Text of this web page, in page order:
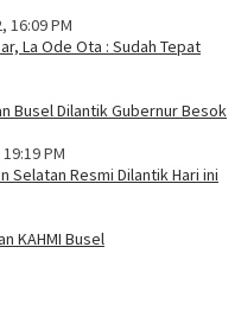
16:09 PM
La Ode Ota : Sudah Tepat
Busel Dilantik Gubernur Besok
PM
Selatan Resmi Dilantik Hari ini
KAHMI Busel